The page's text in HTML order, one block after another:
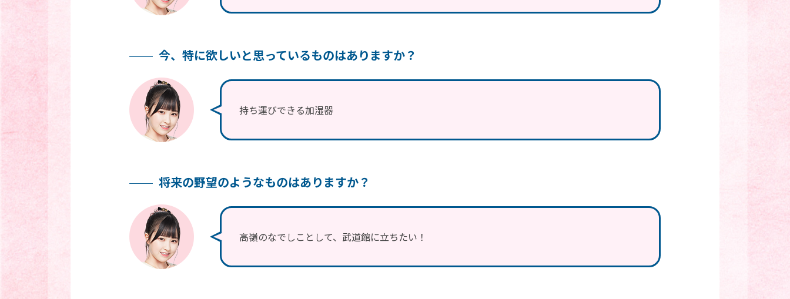
今、特に欲しいと思っているものはありますか？
持ち運びできる加湿器
将来の野望のようなものはありますか？
高嶺のなでしことして、武道館に立ちたい！